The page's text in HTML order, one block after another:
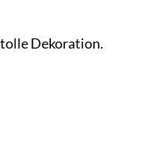
Dekoration.